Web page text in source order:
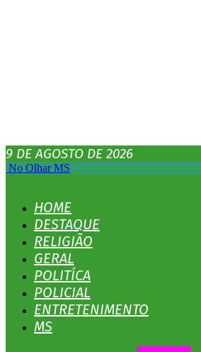
9 DE AGOSTO DE 2026
No Olhar MS
HOME
DESTAQUE
RELIGIÃO
GERAL
POLITÍCA
POLICIAL
ENTRETENIMENTO
MS